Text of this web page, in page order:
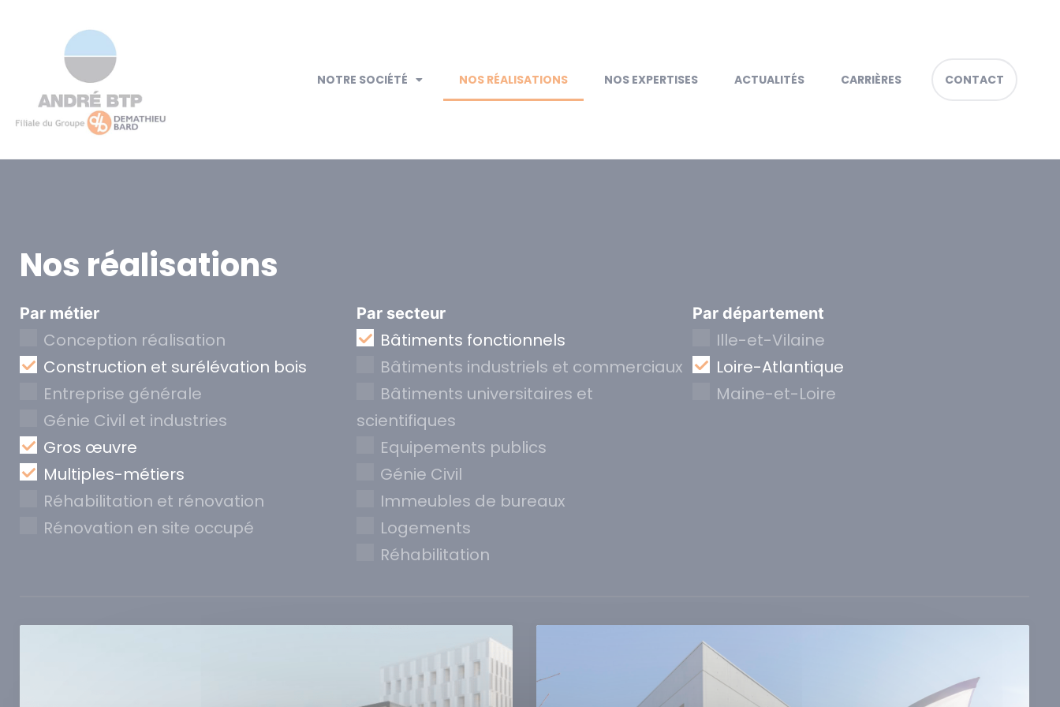
NOTRE SOCIÉTÉ NOS RÉALISATIONS NOS EXPERTISES ACTUALITÉS CARRIÈRES CONTACT
Nos réalisations
Par métier
Conception réalisation
Construction et surélévation bois
Entreprise générale
Génie Civil et industries
Gros œuvre
Multiples-métiers
Réhabilitation et rénovation
Rénovation en site occupé
Par secteur
Bâtiments fonctionnels
Bâtiments industriels et commerciaux
Bâtiments universitaires et
scientifiques
Equipements publics
Génie Civil
Immeubles de bureaux
Logements
Réhabilitation
Par département
Ille-et-Vilaine
Loire-Atlantique
Maine-et-Loire